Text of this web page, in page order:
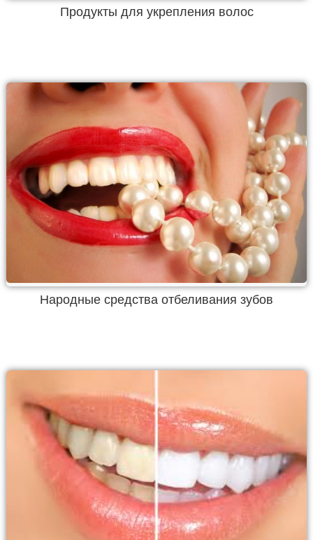
Продукты для укрепления волос
Народные средства отбеливания зубов